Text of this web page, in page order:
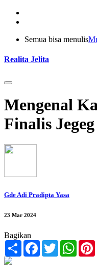
Semua bisa menulis
Realita Jelita
Mengenal
Finalis
Gde Adi Pradipta Yasa
23 Mar 2024
Bagikan
Share FacebookTwitter